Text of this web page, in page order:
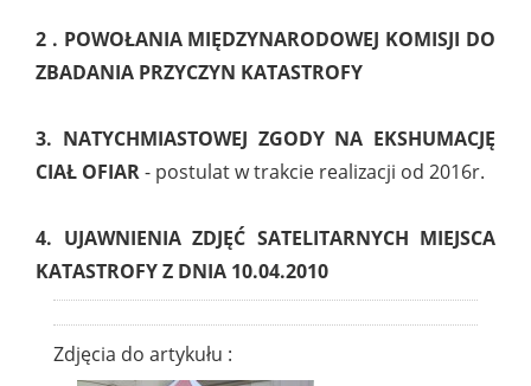
2 . POWOŁANIA MIĘDZYNARODOWEJ KOMISJI DO
ZBADANIA PRZYCZYN KATASTROFY
3. NATYCHMIASTOWEJ ZGODY NA EKSHUMACJĘ
CIAŁ OFIAR- postulat w trakcie realizacji od 2016r.
4. UJAWNIENIA ZDJĘĆ SATELITARNYCH MIEJSCA
KATASTROFY Z DNIA 10.04.2010
Zdjęcia do artykułu :